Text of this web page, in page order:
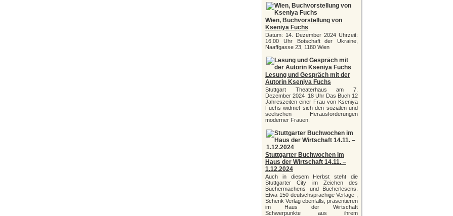
Wien, Buchvorstellung von
Kseniya Fuchs
Datum: 14. Dezember 2024 Uhrzeit:
16:00 Uhr Botschaft der Ukraine,
Naaffgasse 23, 1180 Wien
Lesung und Gespräch mit der
Autorin Kseniya Fuchs
Stuttgart Theaterhaus am 7.
Dezember 2024 ,18 Uhr Das Buch 12
Jahreszeiten einer Frau von Kseniya
Fuchs widmet sich den sozialen und
seelischen Herausforderungen
moderner Frauen.
Stuttgarter Buchwochen im
Haus der Wirtschaft 14.11. –
1.12.2024
Auch in diesem Herbst steht die
Stuttgarter City im Zeichen des
Büchermachens und Bücherlesens:
Etwa 150 deutschsprachige Verlage ,
Schenk Verlag ebenfalls, präsentieren
im Haus der Wirtschaft
Schwerpunkte aus ihrem